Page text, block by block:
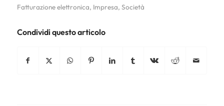
Fatturazione elettronica, Impresa, Società
Condividi questo articolo